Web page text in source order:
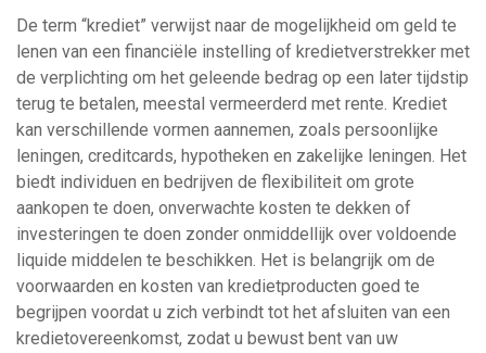
De term “krediet” verwijst naar de mogelijkheid om geld te
lenen van een financiële instelling of kredietverstrekker met
de verplichting om het geleende bedrag op een later tijdstip
terug te betalen, meestal vermeerderd met rente. Krediet
kan verschillende vormen aannemen, zoals persoonlijke
leningen, creditcards, hypotheken en zakelijke leningen. Het
biedt individuen en bedrijven de flexibiliteit om grote
aankopen te doen, onverwachte kosten te dekken of
investeringen te doen zonder onmiddellijk over voldoende
liquide middelen te beschikken. Het is belangrijk om de
voorwaarden en kosten van kredietproducten goed te
begrijpen voordat u zich verbindt tot het afsluiten van een
kredietovereenkomst, zodat u bewust bent van uw